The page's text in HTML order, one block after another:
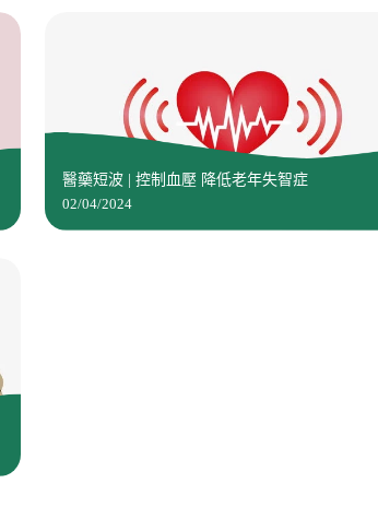
醫藥短波 | 控制血壓 降低老年失智症
02/04/2024